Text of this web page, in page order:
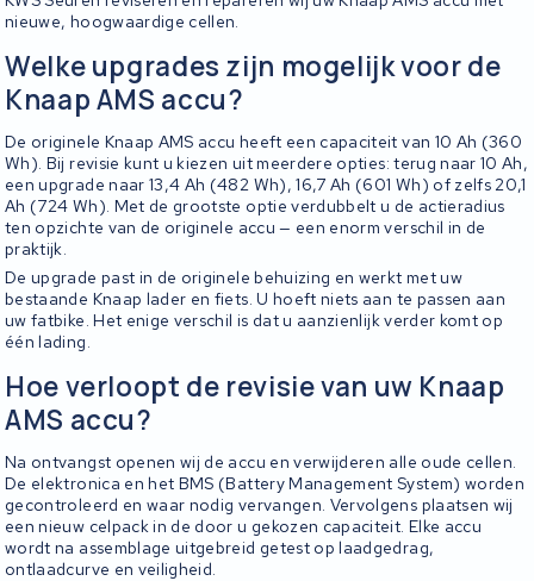
nieuwe, hoogwaardige cellen.
Welke upgrades zijn mogelijk voor de
Knaap AMS accu?
De originele Knaap AMS accu heeft een capaciteit van 10 Ah (360
Wh). Bij revisie kunt u kiezen uit meerdere opties: terug naar 10 Ah,
een upgrade naar 13,4 Ah (482 Wh), 16,7 Ah (601 Wh) of zelfs 20,1
Ah (724 Wh). Met de grootste optie verdubbelt u de actieradius
ten opzichte van de originele accu — een enorm verschil in de
praktijk.
De upgrade past in de originele behuizing en werkt met uw
bestaande Knaap lader en fiets. U hoeft niets aan te passen aan
uw fatbike. Het enige verschil is dat u aanzienlijk verder komt op
één lading.
Hoe verloopt de revisie van uw Knaap
AMS accu?
Na ontvangst openen wij de accu en verwijderen alle oude cellen.
De elektronica en het BMS (Battery Management System) worden
gecontroleerd en waar nodig vervangen. Vervolgens plaatsen wij
een nieuw celpack in de door u gekozen capaciteit. Elke accu
wordt na assemblage uitgebreid getest op laadgedrag,
ontlaadcurve en veiligheid.